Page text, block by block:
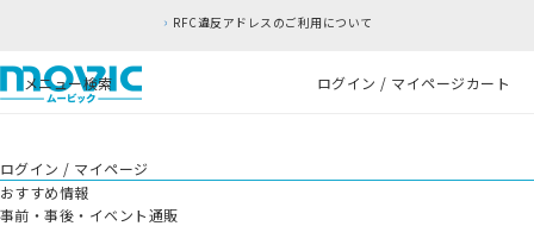
RFC違反アドレスのご利用について
メニュー検索 ログイン / マイページカート
ログイン / マイページ
おすすめ情報
事前・事後・イベント通販